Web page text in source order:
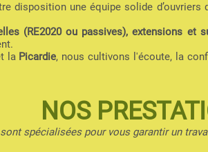
disposition une équipe solide d’ouvriers
(RE2020 ou passives), extensions et
la Picardie, nous cultivons l'écoute, la
NOS
spécialisées pour vous garantir un